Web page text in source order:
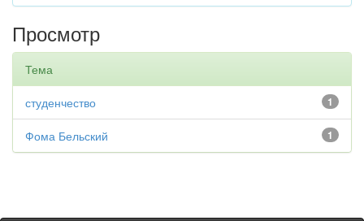
Просмотр
Тема
1
студенчество
1
Фома Бельский